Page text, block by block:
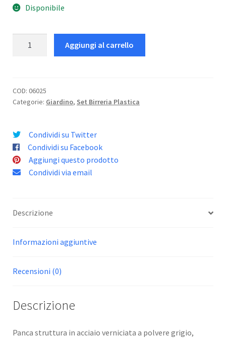
originale
era:
€46,99.
è:
€34,60.
Disponibile
quantità
Aggiungi al carrello
COD: 06025
Categorie: Giardino, Set Birreria Plastica
Condividi su Twitter
Condividi su Facebook
Aggiungi questo prodotto
Condividi via email
Descrizione
Informazioni aggiuntive
Recensioni (0)
Descrizione
Panca struttura in acciaio verniciata a polvere grigio,